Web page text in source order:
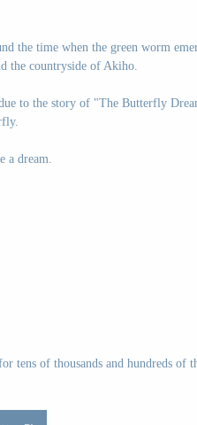
the time when the green worm
the countryside of Akiho.
to the story of "The Butterfly
dream.
of thousands and hundreds of